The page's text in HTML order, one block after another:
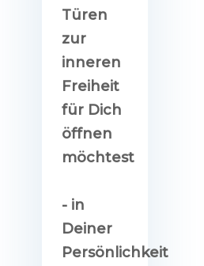
Türen
zur
inneren
Freiheit
für Dich
öffnen
möchtest
- in
Deiner
Persönlichkeit